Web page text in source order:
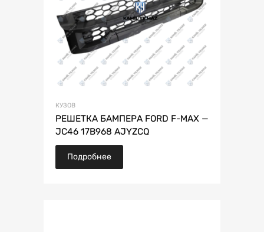
КУЗОВ
РЕШЕТКА БАМПЕРА FORD F-MAX —
JC46 17B968 AJYZCQ
Подробнее